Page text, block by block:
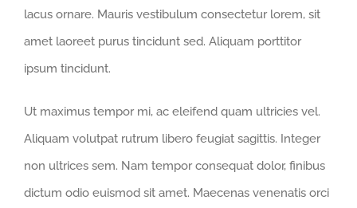
lacus ornare. Mauris vestibulum consectetur lorem, sit
amet laoreet purus tincidunt sed. Aliquam porttitor
ipsum tincidunt.
Ut maximus tempor mi, ac eleifend quam ultricies vel.
Aliquam volutpat rutrum libero feugiat sagittis. Integer
non ultrices sem. Nam tempor consequat dolor, finibus
dictum odio euismod sit amet. Maecenas venenatis orci